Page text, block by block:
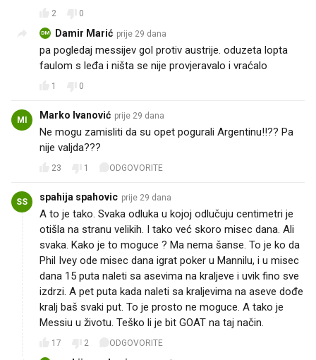
2 0
DM Damir Marić prije 29 dana
pa pogledaj messijev gol protiv austrije. oduzeta lopta
faulom s leđa i ništa se nije provjeravalo i vraćalo
1 0
MI Marko Ivanović prije 29 dana
Ne mogu zamisliti da su opet pogurali Argentinu!!?? Pa
nije valjda???
23 1 ODGOVORITE
SS spahija spahovic prije 29 dana
A to je tako. Svaka odluka u kojoj odlučuju centimetri je
otišla na stranu velikih. I tako već skoro misec dana. Ali
svaka. Kako je to moguce ? Ma nema šanse. To je ko da
Phil Ivey ode misec dana igrat poker u Mannilu, i u misec
dana 15 puta naleti sa asevima na kraljeve i uvik fino sve
izdrzi. A pet puta kada naleti sa kraljevima na aseve dođe
kralj baš svaki put. To je prosto ne moguce. A tako je
Messiu u životu. Teško li je bit GOAT na taj način.
17 2 ODGOVORITE